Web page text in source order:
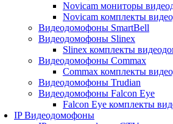
Novicam мониторы
Novicam комплекты
Видеодомофоны SmartBell
Видеодомофоны Slinex
Slinex комплекты
Видеодомофоны Commax
Commax комплекты
Видеодомофоны Trudian
Видеодомофоны Falcon Eye
Falcon Eye комплекты
IP Видеодомофоны